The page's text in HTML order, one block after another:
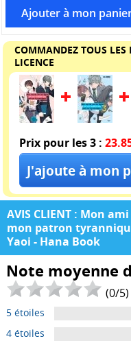
COMMANDEZ TOUS LES
LICENCE
Prix pour les 3 :
AVIS CLIENT : Mon
mon patron
Yaoi - Hana Book
Note moyenne
(0/5
5 étoiles
4 étoiles